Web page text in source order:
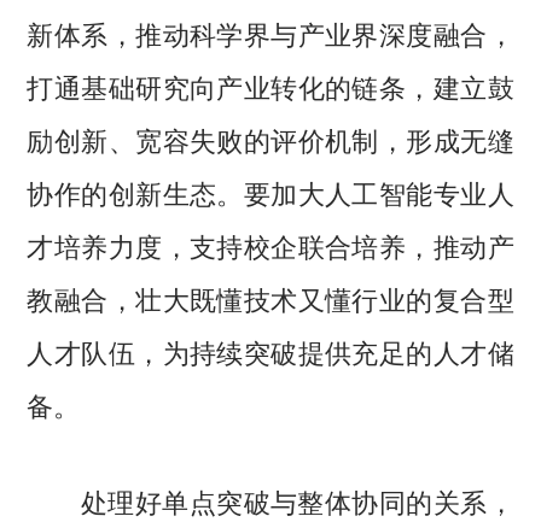
新体系，推动科学界与产业界深度融合，
打通基础研究向产业转化的链条，建立鼓
励创新、宽容失败的评价机制，形成无缝
协作的创新生态。要加大人工智能专业人
才培养力度，支持校企联合培养，推动产
教融合，壮大既懂技术又懂行业的复合型
人才队伍，为持续突破提供充足的人才储
备。
处理好单点突破与整体协同的关系，